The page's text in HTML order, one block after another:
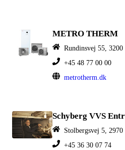
METRO THERM
Rundinsvej 55,
+45 48 77 00 00
metrotherm.dk
Schyberg VVS
Stolbergsvej 5,
+45 36 30 07 74